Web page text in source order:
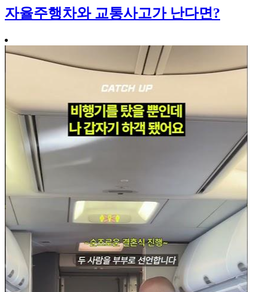
자율주행차와 교통사고가 난다면?